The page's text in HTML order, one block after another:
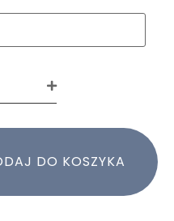
DO KOSZYKA